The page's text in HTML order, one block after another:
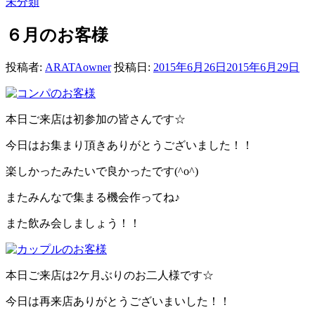
６月のお客様
投稿者: ARATAowner投稿日: 2015年6月26日 2015年6月29日
本日ご来店は初参加の皆さんです☆
今日はお集まり頂きありがとうございました！！
楽しかったみたいで良かったです(^o^)
またみんなで集まる機会作ってね♪
また飲み会しましょう！！
本日ご来店は2ケ月ぶりのお二人様です☆
今日は再来店ありがとうございまいした！！